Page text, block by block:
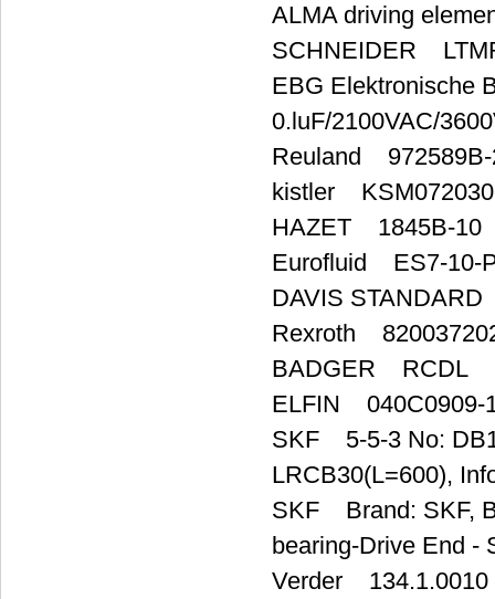
ALMA driving
SCHNEIDER
EBG Elektronische
0.luF/2100VAC/
Reuland 972589B-
kistler
HAZET 1845B-10
Eurofluid ES7-10-
DAVIS
Rexroth
BADGER RCDL
ELFIN 040C0909-
SKF 5-5-3 No:
LRCB30(L=600),
SKF Brand: SKF,
bearing-Drive End -
Verder 134.1.0010